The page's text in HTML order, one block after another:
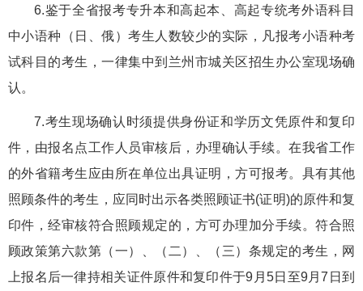
6.鉴于全省报考专升本和高起本、高起专统考外语科目
中小语种（日、俄）考生人数较少的实际，凡报考小语种考
试科目的考生，一律集中到兰州市城关区招生办公室现场确
认。
7.考生现场确认时须提供身份证和学历文凭原件和复印
件，由报名点工作人员审核后，办理确认手续。在我省工作
的外省籍考生应由所在单位出具证明，方可报考。具有其他
照顾条件的考生，应同时出示各类照顾证书(证明)的原件和复
印件，经审核符合照顾规定的，方可办理加分手续。符合照
顾政策第六款第（一）、（二）、（三）条规定的考生，网
上报名后一律持相关证件原件和复印件于9月5日至9月7日到